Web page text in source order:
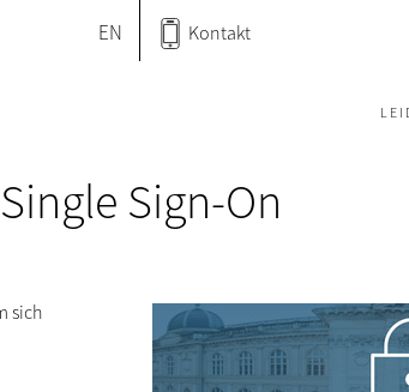
EN Kontakt
Single Sign-On
sich